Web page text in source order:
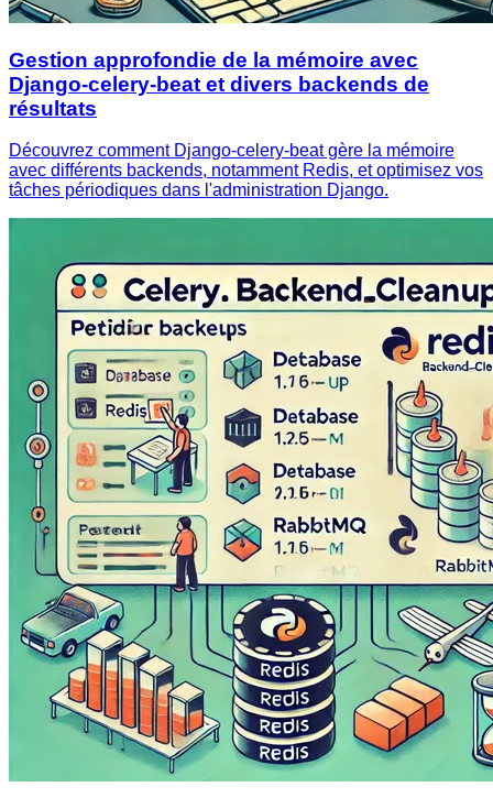
Gestion approfondie de la mémoire avec
Django-celery-beat et divers backends de
résultats
Découvrez comment Django-celery-beat gère la mémoire
avec différents backends, notamment Redis, et optimisez vos
tâches périodiques dans l'administration Django.